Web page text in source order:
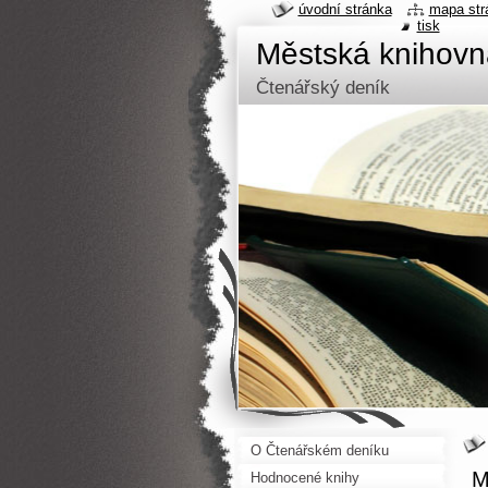
Městská
Čtenářský deník
O Čtenářském deníku
Hodnocené knihy
úvodní stránka mapa
tisk